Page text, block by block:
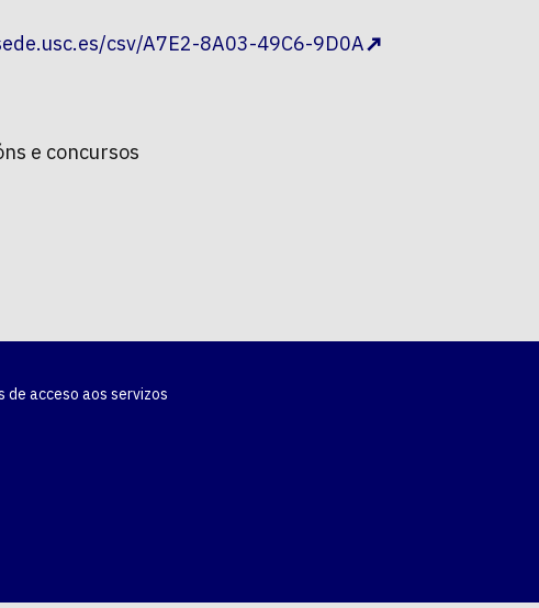
csv/A7E2-8A03-49C6-9D0A
e concursos
de acceso aos servizos